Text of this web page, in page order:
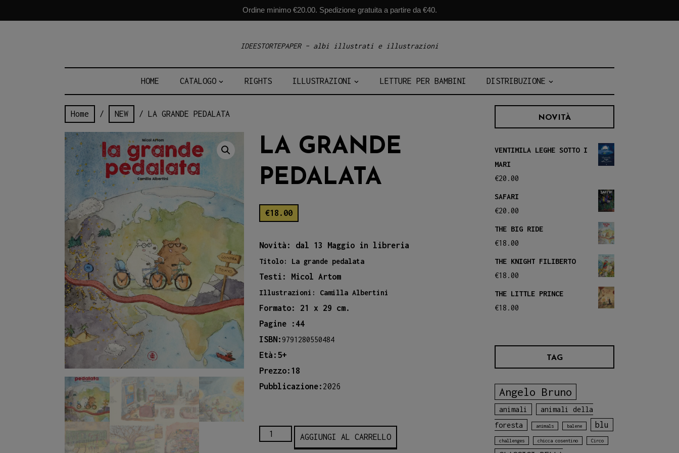
Ordine minimo €20.00. Spedizione gratuita a partire da €40.
IDEESTORTEPAPER – albi illustrati e illustrazioni
HOME CATALOGO RIGHTS ILLUSTRAZIONI LETTURE PER BAMBINI DISTRIBUZIONE
Home / NEW / LA GRANDE PEDALATA
LA GRANDE
PEDALATA
€18.00
Novità: dal 13 Maggio in libreria
Titolo: La grande pedalata
Testi: Micol Artom
Illustrazioni: Camilla Albertini
Formato: 21 x 29 cm.
Pagine :44
ISBN: 9791280550484
Età:5+
Prezzo:18
Pubblicazione: 2026
AGGIUNGI AL CARRELLO
NOVITÀ
VENTIMILA LEGHE SOTTO I
MARI
€20.00
SAFARI
€20.00
THE BIG RIDE
€18.00
THE KNIGHT FILIBERTO
€18.00
THE LITTLE PRINCE
€18.00
TAG
Angelo Bruno
animali
animali della
foresta
animals balene blu
challenges chicca cosentino Circo